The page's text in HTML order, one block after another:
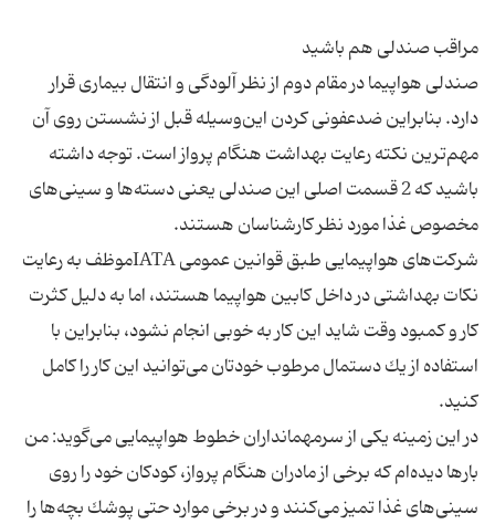
صندلی هواپیما در مقام دوم از نظر آلودگی و انتقال بیماری قرار
دارد. بنابراین ضدعفونی كردن این‌وسیله قبل از نشستن روی آن
مهم‌ترین نكته رعایت بهداشت هنگام پرواز است. توجه داشته
باشید كه 2 قسمت اصلی این صندلی یعنی دسته‌ها و سینی‌های
شركت‌های هواپیمایی طبق قوانین عمومی IATAموظف به رعایت
نكات بهداشتی در داخل كابین هواپیما هستند، اما به دلیل كثرت
كار و كمبود وقت شاید این كار به خوبی انجام نشود، بنابراین با
استفاده از یك دستمال مرطوب خودتان می‌توانید این كار را كامل
در این زمینه یكی از سرمهمانداران خطوط هواپیمایی می‌گوید: من
بارها دیده‌ام كه برخی از مادران هنگام پرواز، كودكان خود را روی
سینی‌های غذا تمیز می‌كنند و در برخی موارد حتی پوشك بچه‌ها را